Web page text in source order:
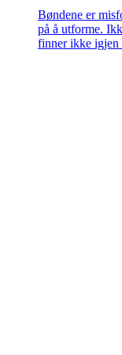
Bøndene er
på å utforme.
finner ikke igjen